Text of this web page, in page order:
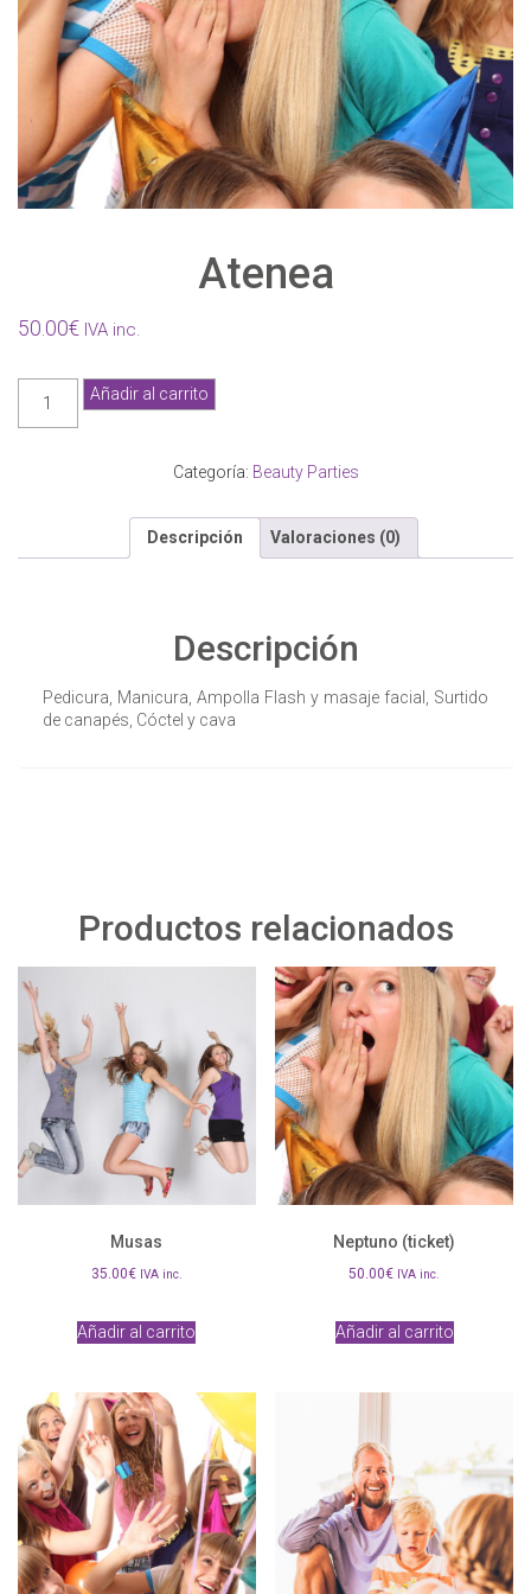
Atenea
50.00€ IVA inc.
cantidad
Añadir al carrito
Categoría: Beauty Parties
Descripción Valoraciones (0)
Descripción
Pedicura, Manicura, Ampolla Flash y masaje facial, Surtido
de canapés, Cóctel y cava
Productos relacionados
Musas
35.00€ IVA inc.
Añadir al carrito
Neptuno (ticket)
50.00€ IVA inc.
Añadir al carrito